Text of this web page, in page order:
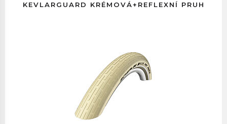
KEVLARGUARD KRÉMOVÁ+REFLEXNÍ PRUH